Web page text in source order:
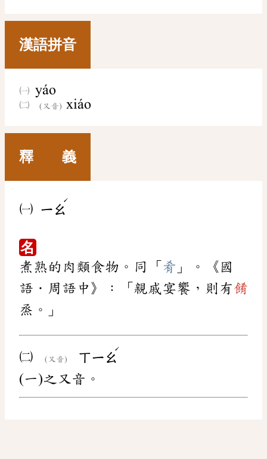
漢語拼音
yáo
(又音) xiáo
釋 義
㈠ ㄧㄠ
ˊ
名
煮熟的肉類食物。同「 肴 」。《國
語．周語中》：「親戚宴饗，則有餚
烝。」
㈡ (又音) ㄒㄧㄠ
ˊ
(一)之又音。